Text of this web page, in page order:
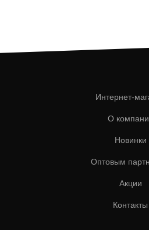
Интернет-
О
Новинки
Оптовым
Акции
Контакты